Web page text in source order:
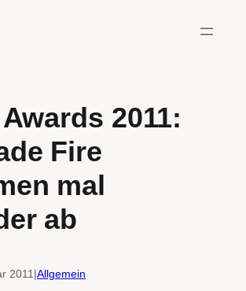
2011:
Fire
mal
ab
2011 |Allgemein